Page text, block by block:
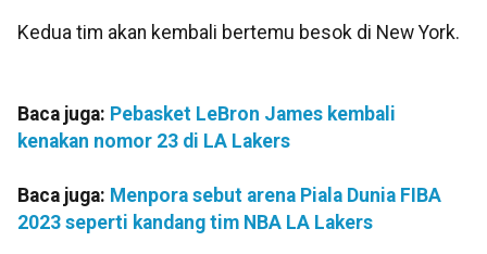
Kedua tim akan kembali bertemu besok di New York.
Baca juga: Pebasket LeBron James kembali
kenakan nomor 23 di LA Lakers
Baca juga: Menpora sebut arena Piala Dunia FIBA
2023 seperti kandang tim NBA LA Lakers